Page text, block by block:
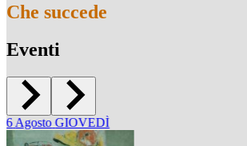
Che succede
Eventi
6Agosto GIOVEDÌ